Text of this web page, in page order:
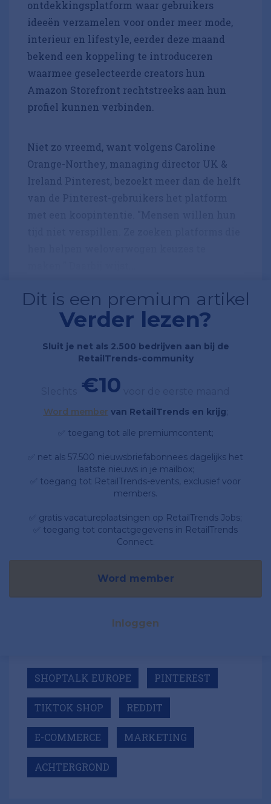
ontdekkingsplatform waar gebruikers
ideeën verzamelen voor onder meer mode,
interieur en lifestyle, eerder deze maand
bekend een koppeling te introduceren
waarmee geselecteerde creators hun
Amazon Storefront rechtstreeks aan hun
profiel kunnen verbinden.
Niet zo vreemd, want volgens Caroline
Orange-Northey, managing director UK &
Ireland Pinterest, bezoekt meer dan de helft
Dit is een premium artikel
Verder lezen?
Sluit je net als 2.500 bedrijven aan bij de
RetailTrends-community
€10
Word member van RetailTrends en krijg;
✅ toegang tot alle premiumcontent;
✅ net als 57.500 nieuwsbriefabonnees dagelijks het
laatste nieuws in je mailbox;
✅ toegang tot RetailTrends-events, exclusief voor
members.
✅ gratis vacatureplaatsingen op RetailTrends Jobs;
✅ toegang tot contactgegevens in RetailTrends
Connect.
Word member
Inloggen
SHOPTALK EUROPE PINTEREST
TIKTOK SHOP REDDIT
E-COMMERCE MARKETING
ACHTERGROND